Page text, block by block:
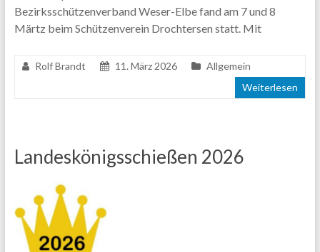
Bezirksschützenverband Weser-Elbe fand am 7 und 8
Märtz beim Schützenverein Drochtersen statt. Mit
Rolf Brandt 11. März 2026
Allgemein
Weiterlesen
Landeskönigsschießen 2026